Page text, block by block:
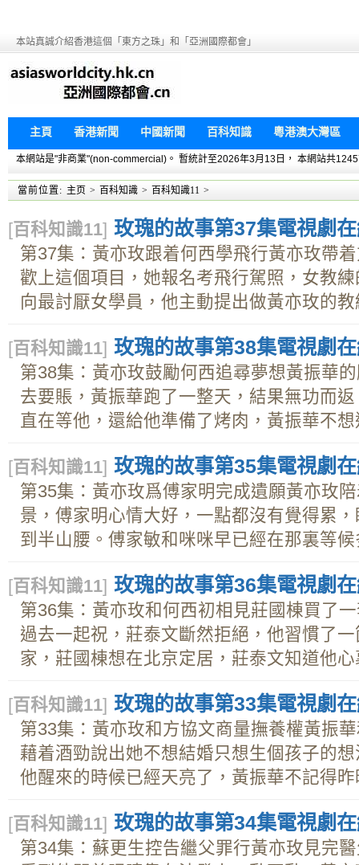
本站真誠介紹香港這個「東方之珠」和「亞洲國際都會」
主頁 香港新聞 中國新聞 百科知識 粵港澳大灣區
本網站是"非商業"(non-commercial)。 暫統計至2026年3月13日， 本網站共
當前位置: 主页 > 百科知識 > 百科知識11 >
[百科知識11] 玫瑰的故事第37集電視劇
第37集：黃亦玫跟着何西學飛行黃亦玫帶
歡上這個項目，她報名考飛行駕照，女教
向最討厭女學員，他主動提出做黃亦玫的教
[百科知識11] 玫瑰的故事第38集電視劇
第38集：黃亦玫鼓勵何西追尋夢想黃振華
去要賬，黃振華跑了一整天，結果無功而
直在等他，還給他準備了烤肉，黃振華不想
[百科知識11] 玫瑰的故事第35集電視劇
第35集：黃亦玫爲傅家明完成遺願黃亦玫
景，傅家明心情大好，一點都沒有覺得累
到半山腰。傅家敏和咪咪早已經在那裏等
[百科知識11] 玫瑰的故事第36集電視劇
第36集：黃亦玫和何西初相見莊國棟買了
過去一起祝，莊泰文斷然拒絕，他習慣了
家，莊國棟想在北京定居，莊泰文知道他
[百科知識11] 玫瑰的故事第33集電視劇
第33集：黃亦玫和方協文商量撫養權黃振
藉着酒勁說出她不想結婚只想生個孩子的
他醒來的時候已經天亮了，黃振華不記得昨
[百科知識11] 玫瑰的故事第34集電視劇
第34集：蘇更生控告繼父罪行黃亦玫見完